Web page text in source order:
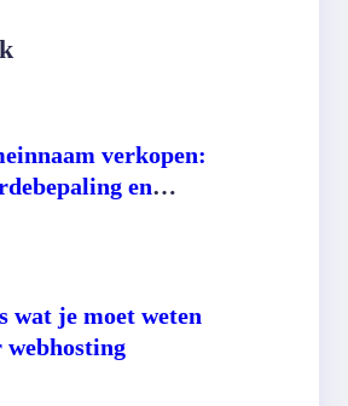
verkopen:
en
wat je moet weten
webhosting